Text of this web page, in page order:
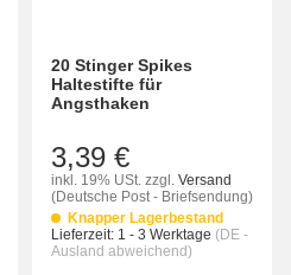
20 Stinger Spikes
Haltestifte für
Angsthaken
3,39 €
inkl. 19% USt. zzgl. Versand
(Deutsche Post - Briefsendung)
Knapper Lagerbestand
Lieferzeit: 1 - 3 Werktage (DE -
Ausland abweichend)